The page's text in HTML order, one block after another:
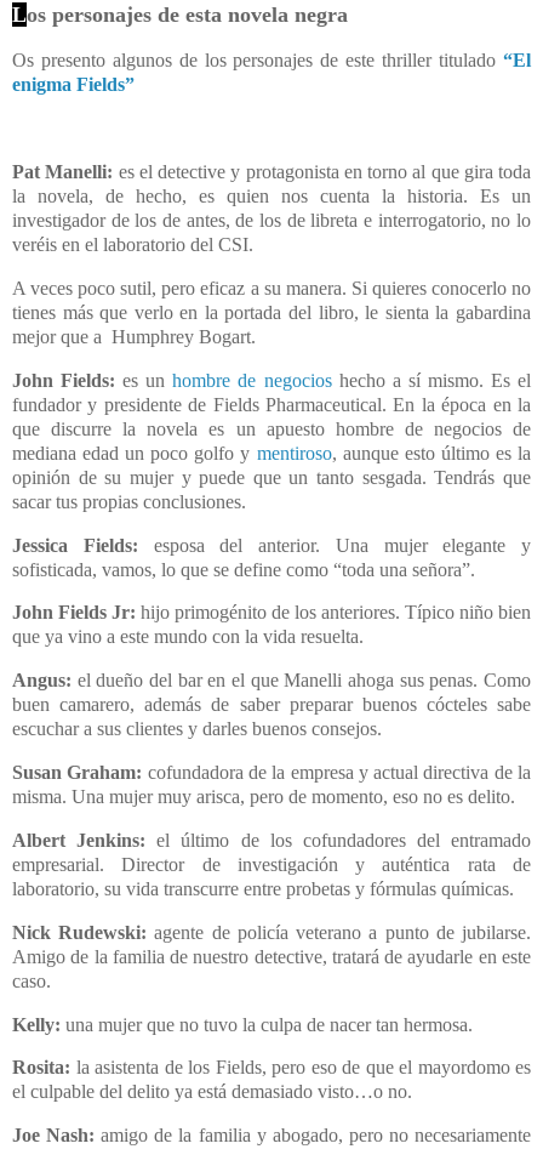
Los personajes de esta novela negra
Os presento algunos de los personajes de este thriller titulado “El
enigma Fields”
Pat Manelli: es el detective y protagonista en torno al que gira toda
la novela, de hecho, es quien nos cuenta la historia. Es un
investigador de los de antes, de los de libreta e interrogatorio, no lo
veréis en el laboratorio del CSI.
A veces poco sutil, pero eficaz a su manera. Si quieres conocerlo no
tienes más que verlo en la portada del libro, le sienta la gabardina
mejor que a Humphrey Bogart.
John Fields: es unhombre de negocioshecho a sí mismo. Es el
fundador y presidente de Fields Pharmaceutical. En la época en la
que discurre la novela es un apuesto hombre de negocios de
mediana edad un poco golfo y mentiroso, aunque esto último es la
opinión de su mujer y puede que un tanto sesgada. Tendrás que
sacar tus propias conclusiones.
Jessica Fields: esposa del anterior. Una mujer elegante y
sofisticada, vamos, lo que se define como “toda una señora”.
John Fields Jr: hijo primogénito de los anteriores. Típico niño bien
que ya vino a este mundo con la vida resuelta.
Angus: el dueño del bar en el que Manelli ahoga sus penas. Como
buen camarero, además de saber preparar buenos cócteles sabe
escuchar a sus clientes y darles buenos consejos.
Susan Graham: cofundadora de la empresa y actual directiva de la
misma. Una mujer muy arisca, pero de momento, eso no es delito.
Albert Jenkins: el último de los cofundadores del entramado
empresarial. Director de investigación y auténtica rata de
laboratorio, su vida transcurre entre probetas y fórmulas químicas.
Nick Rudewski: agente de policía veterano a punto de jubilarse.
Amigo de la familia de nuestro detective, tratará de ayudarle en este
caso.
Kelly: una mujer que no tuvo la culpa de nacer tan hermosa.
Rosita: la asistenta de los Fields, pero eso de que el mayordomo es
el culpable del delito ya está demasiado visto…o no.
Joe Nash: amigo de la familia y abogado, pero no necesariamente